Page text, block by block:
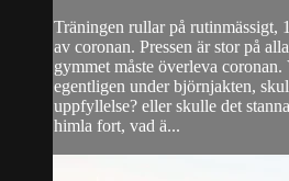
Träningen rullar på rutinmässigt,
av coronan. Pressen är stor på
gymmet måste överleva coronan.
egentligen under björnjakten,
uppfyllelse? eller skulle det
himla fort, vad ä...